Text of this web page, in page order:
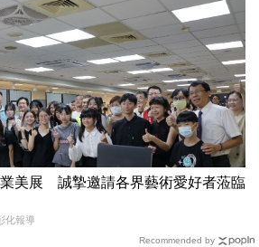
美展 誠摯邀請各界藝術愛好者蒞臨
化報導
Recommended by